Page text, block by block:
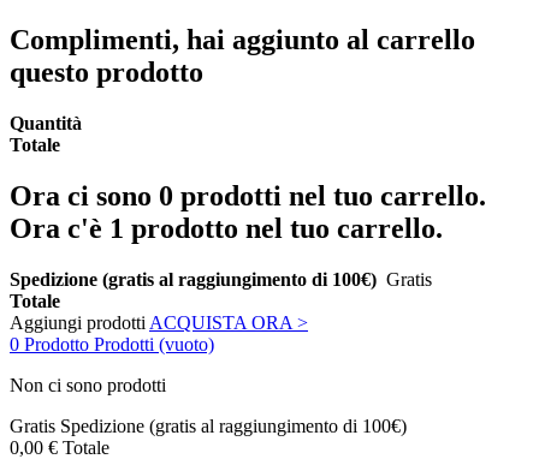
Complimenti, hai aggiunto al carrello
questo prodotto
Quantità
Totale
Ora ci sono 0 prodotti nel tuo carrello.
Ora c'è 1 prodotto nel tuo carrello.
Spedizione (gratis al raggiungimento di 100€) Gratis
Totale
Aggiungi prodotti ACQUISTA ORA >
0 Prodotto Prodotti (vuoto)
Non ci sono prodotti
Gratis Spedizione (gratis al raggiungimento di 100€)
0,00 € Totale